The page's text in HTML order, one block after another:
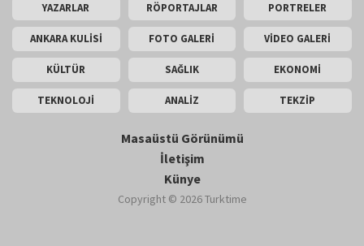
YAZARLAR RÖPORTAJLAR PORTRELER
ANKARA KULİSİ FOTO GALERİ VİDEO GALERİ
KÜLTÜR SAĞLIK EKONOMİ
TEKNOLOJİ ANALİZ TEKZİP
Masaüstü Görünümü
İletişim
Künye
Copyright © 2026 Turktime